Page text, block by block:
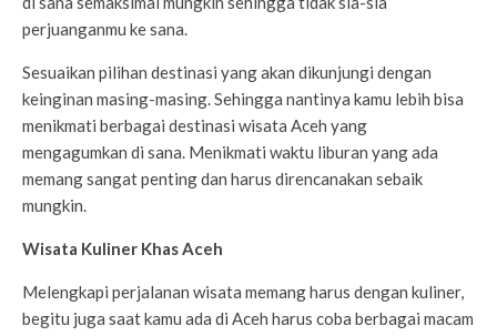
perjuanganmu ke sana.
Sesuaikan pilihan destinasi yang akan dikunjungi dengan
keinginan masing-masing. Sehingga nantinya kamu lebih bisa
menikmati berbagai destinasi wisata Aceh yang
mengagumkan di sana. Menikmati waktu liburan yang ada
memang sangat penting dan harus direncanakan sebaik
mungkin.
Wisata Kuliner Khas Aceh
Melengkapi perjalanan wisata memang harus dengan kuliner,
begitu juga saat kamu ada di Aceh harus coba berbagai macam